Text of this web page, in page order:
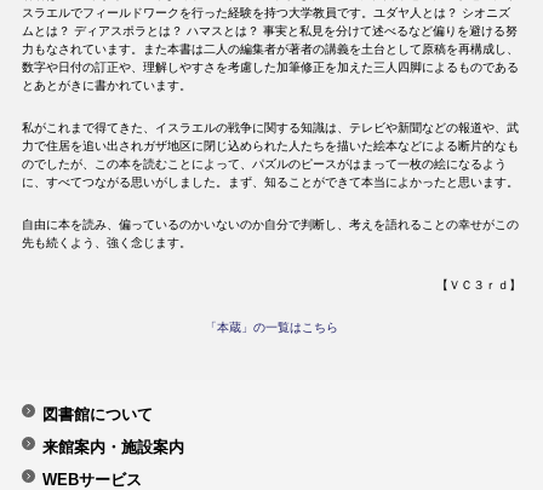
スラエルでフィールドワークを行った経験を持つ大学教員です。ユダヤ人とは？ シオニズ
ムとは？ ディアスポラとは？ ハマスとは？ 事実と私見を分けて述べるなど偏りを避ける努
力もなされています。また本書は二人の編集者が著者の講義を土台として原稿を再構成し、
数字や日付の訂正や、理解しやすさを考慮した加筆修正を加えた三人四脚によるものである
とあとがきに書かれています。
私がこれまで得てきた、イスラエルの戦争に関する知識は、テレビや新聞などの報道や、武
力で住居を追い出されガザ地区に閉じ込められた人たちを描いた絵本などによる断片的なも
のでしたが、この本を読むことによって、パズルのピースがはまって一枚の絵になるよう
に、すべてつながる思いがしました。まず、知ることができて本当によかったと思います。
自由に本を読み、偏っているのかいないのか自分で判断し、考えを語れることの幸せがこの
先も続くよう、強く念じます。
【ＶＣ３ｒｄ】
「本蔵」の一覧はこちら
図書館について
来館案内・施設案内
WEBサービス